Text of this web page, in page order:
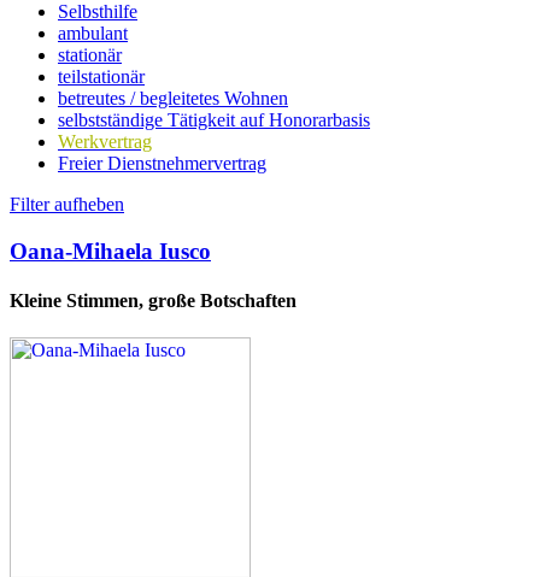
Selbsthilfe
ambulant
stationär
teilstationär
betreutes / begleitetes Wohnen
selbstständige Tätigkeit auf Honorarbasis
Werkvertrag
Freier Dienstnehmervertrag
Filter aufheben
Oana-Mihaela Iusco
Kleine Stimmen, große Botschaften